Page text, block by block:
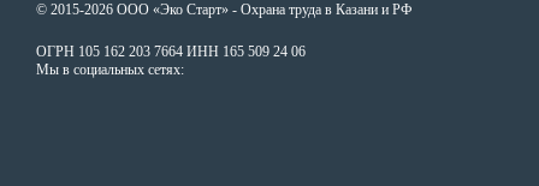
© 2015-2026 ООО «Эко Старт» - Охрана труда в Казани и РФ
ОГРН 105 162 203 7664 ИНН 165 509 24 06
Мы в социальных сетях: